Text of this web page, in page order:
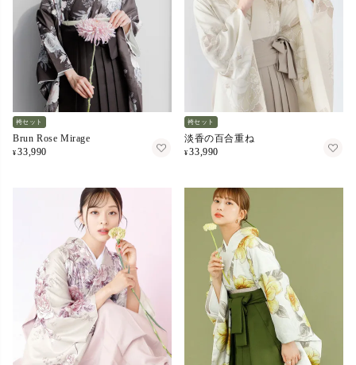
袴セット
Brun Rose Mirage
¥ 33,990
袴セット
淡香の百合重ね
¥ 33,990